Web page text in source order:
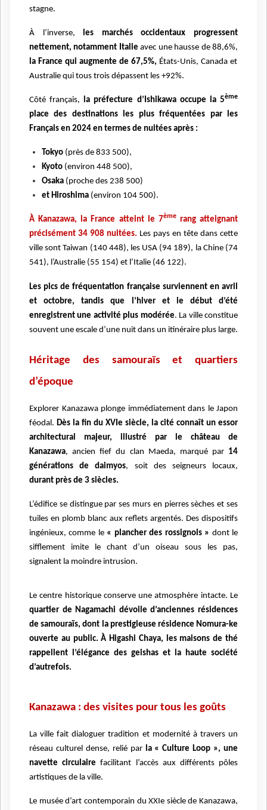
stagne.
À l’inverse,
les marchés occidentaux progressent
nettement, notamment Italieavec une hausse de 88,6%,
la France qui augmente de 67,5%, États-Unis, Canada et
Australie qui tous trois dépassent les +92%.
Côté français, la préfecture d’Ishikawa occupe la 5ème
place des destinations les plus fréquentées par les
Français en 2024 en termes de nuitées après :
Tokyo(près de 833 500),
Kyoto (environ 448 500),
Osaka(proche des 238 500)
et Hiroshima(environ 104 500).
À Kanazawa, la France atteint le 7èmerang atteignant
précisément 34 908 nuitées. Les pays en tête dans cette
ville sont Taiwan (140 448), les USA (94 189), la Chine (74
541), l’Australie (55 154) et l’Italie (46 122).
Les pics de fréquentation française surviennent en avril
et octobre, tandis que l’hiver et le début d’été
enregistrent une activité plus modérée. La ville constitue
souvent une escale d’une nuit dans un itinéraire plus large.
Héritage des samouraïs et quartiers
d’époque
Explorer Kanazawa plonge immédiatement dans le Japon
féodal. Dès la fin du XVIe siècle, la cité connaît un essor
architectural majeur, illustré par le château de
Kanazawa, ancien fief du clan Maeda, marqué par 14
générations de daimyos, soit des seigneurs locaux,
durant près de 3 siècles.
L’édifice se distingue par ses murs en pierres sèches et ses
tuiles en plomb blanc aux reflets argentés. Des dispositifs
ingénieux, comme le « plancher des rossignols » dont le
sifflement imite le chant d’un oiseau sous les pas,
signalent la moindre intrusion.
Le centre historique conserve une atmosphère intacte. Le
quartier de Nagamachi dévoile d’anciennes résidences
de samouraïs, dont la prestigieuse résidence Nomura-ke
ouverte au public. À Higashi Chaya, les maisons de thé
rappellent l’élégance des geishas et la haute société
d’autrefois.
Kanazawa : des visites pour tous les goûts
La ville fait dialoguer tradition et modernité à travers un
réseau culturel dense, relié par la « Culture Loop », une
navette circulaire facilitant l’accès aux différents pôles
artistiques de la ville.
Le musée d’art contemporain du XXIe siècle de Kanazawa,